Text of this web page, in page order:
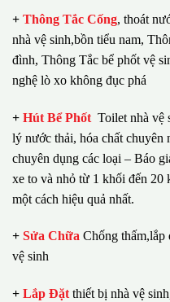
+ Thông Tắc Cống, thoát
nhà vệ sinh,bồn tiểu nam,
đình, Thông Tắc bể phốt vệ
nghệ lò xo không đục phá
+ Hút Bể Phốt Toilet nhà vệ
lý nước thải, hóa chất chuyên
chuyên dụng các loại – Báo
xe to và nhỏ từ 1 khối đến 20
một cách hiệu quả nhất.
+ Sửa Chữa Chống thấm,lắp
vệ sinh
+ Lắp Đặt thiết bị nhà vệ